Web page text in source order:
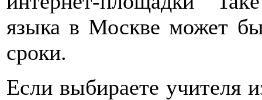
языка в Москве может
сроки.
Если выбираете учителя